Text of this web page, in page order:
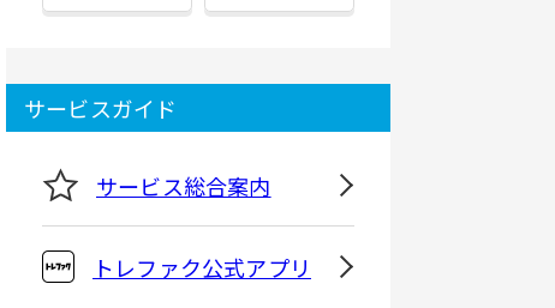
サービスガイド
サービス総合案内
トレファク公式アプリ